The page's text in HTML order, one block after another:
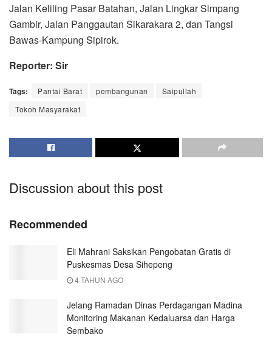
Jalan Keliling Pasar Batahan, Jalan Lingkar Simpang
Gambir, Jalan Panggautan Sikarakara 2, dan Tangsi
Bawas-Kampung Sipirok.
Reporter: Sir
Tags: Pantai Barat pembangunan
Saipullah
Tokoh Masyarakat
Discussion about this post
Recommended
Eli Mahrani Saksikan Pengobatan Gratis di
Puskesmas Desa Sihepeng
4 TAHUN AGO
Jelang Ramadan Dinas Perdagangan Madina
Monitoring Makanan Kedaluarsa dan Harga
Sembako